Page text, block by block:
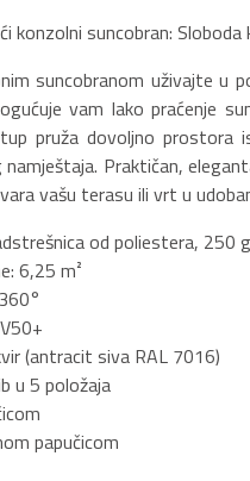
konzolni suncobran:
suncobranom uživajte u
vam lako praćenje
pruža dovoljno prostora
Praktičan,
vašu terasu ili vrt u
od poliestera, 250
6,25 m²
(antracit siva RAL 7016)
u 5 položaja
papučicom